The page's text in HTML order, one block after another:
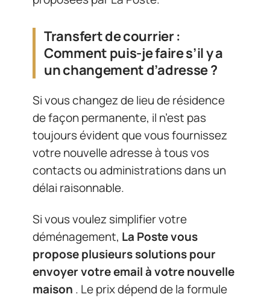
Transfert de courrier :
Comment puis-je faire s’il y a
un changement d’adresse ?
Si vous changez de lieu de résidence
de façon permanente, il n’est pas
toujours évident que vous fournissez
votre nouvelle adresse à tous vos
contacts ou administrations dans un
délai raisonnable.
Si vous voulez simplifier votre
déménagement, La Poste vous
propose plusieurs solutions pour
envoyer votre email à votre nouvelle
maison . Le prix dépend de la formule